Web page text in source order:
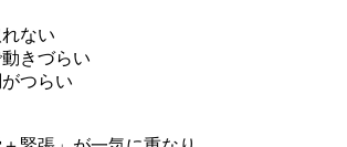
ない
きづらい
つらい